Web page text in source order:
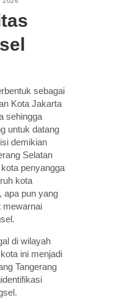
sebagai
Kota Jakarta
sehingga
untuk datang
demikian
Selatan
penyangga
kota
apa pun yang
mewarnai
di wilayah
ini menjadi
Tangerang